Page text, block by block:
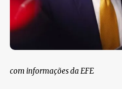
com informações da EFE